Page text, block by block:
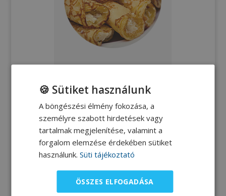
Túrós palacsinta
🍪 Sütiket használunk
A böngészési élmény fokozása, a
személyre szabott hirdetések vagy
tartalmak megjelenítése, valamint a
forgalom elemzése érdekében sütiket
használunk. Süti tájékoztató
ÖSSZES ELFOGADÁSA